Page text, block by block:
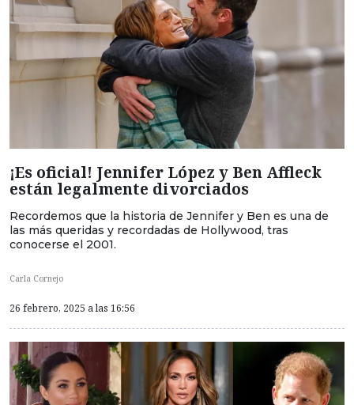
¡Es oficial! Jennifer López y Ben Affleck
están legalmente divorciados
Recordemos que la historia de Jennifer y Ben es una de
las más queridas y recordadas de Hollywood, tras
conocerse el 2001.
Carla Cornejo
26 febrero, 2025 a las 16:56